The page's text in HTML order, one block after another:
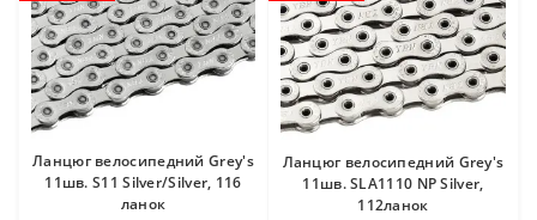
Ланцюг велосипедний Grey's
11шв. S11 Silver/Silver, 116
ланок
Ланцюг велосипедний Grey's
11шв. SLA1110 NP Silver,
112ланок